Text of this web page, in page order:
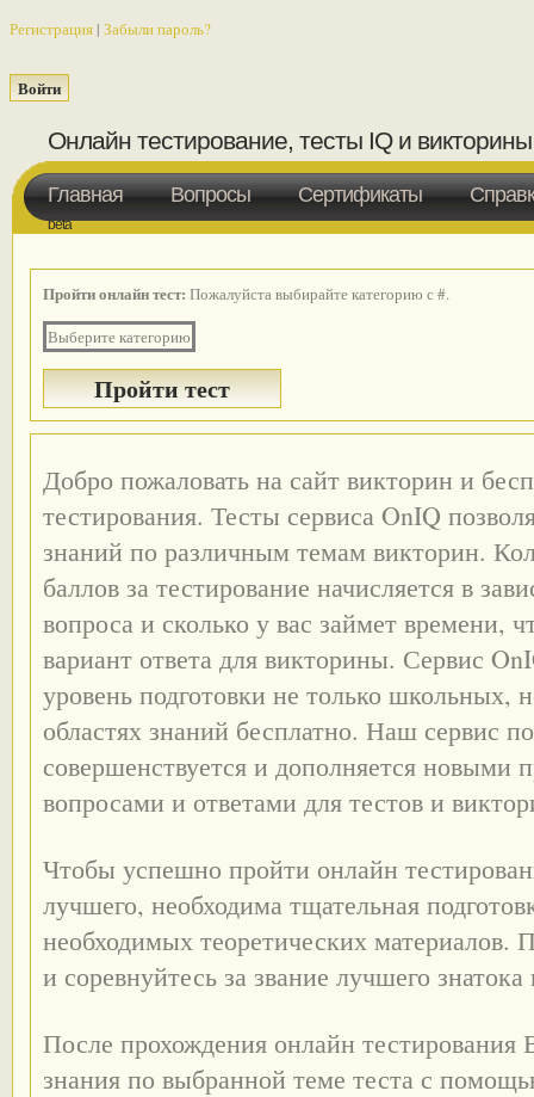
Регистрация | Забыли пароль?
Онлайн тестирование, тесты IQ и
beta
Главная Вопросы Сертификаты
Пройти онлайн тест: Пожалуйста выбирайте категорию с #.
Выберите категорию
Добро пожаловать на сайт викторин и
тестирования. Тесты сервиса OnIQ
знаний по различным темам викторин.
баллов за тестирование начисляется в
вопроса и сколько у вас займет времени,
вариант ответа для викторины. Сервис
уровень подготовки не только школьных,
областях знаний бесплатно. Наш сервис
совершенствуется и дополняется
вопросами и ответами для тестов и
Чтобы успешно пройти онлайн
лучшего, необходима тщательная
необходимых теоретических материалов.
и соревнуйтесь за звание лучшего
После прохождения онлайн тестирования
знания по выбранной теме теста с